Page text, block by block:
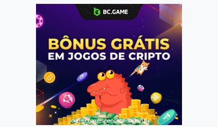
Jogue com responsabilidade. 18+